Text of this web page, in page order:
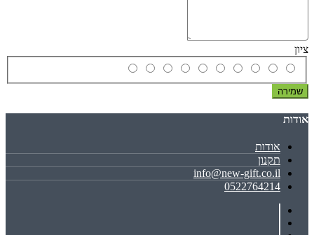
ציון
שמירה
אודות
אודות
תקנון
info@new-gift.co.il
0522764214